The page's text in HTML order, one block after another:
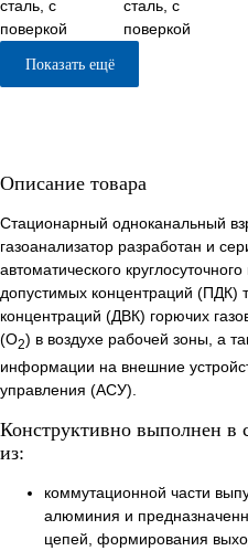
сталь, с
поверкой
Показать ещё
Описание товара
Стационарный одноканальный
газоанализатор разработан и
автоматического
допустимых концентраций (ПДК)
концентраций (ДВК) горючих
(O2) в воздухе рабочей зоны, а
информации на внешние
управления (АСУ).
Конструктивно выполнен в
из:
коммутационной части
алюминия и
цепей, формирования